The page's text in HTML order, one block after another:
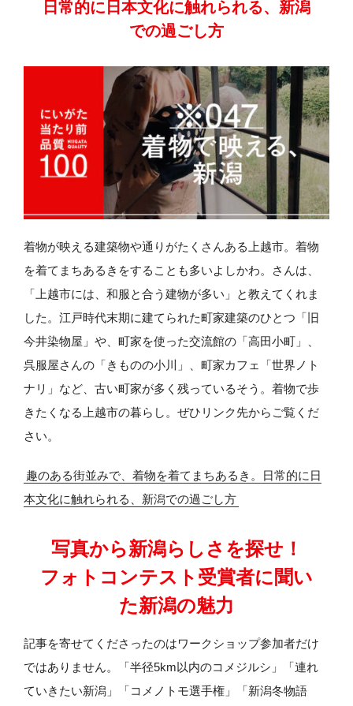
日常的に日本文化に触れられる、 新潟
での過ごし方
着物が映える建築物や通りがたくさんある上越市。着物
を着てまちあるきをすることも多いよしかわ。さんは、
「上越市には、和服と合う建物が多い」と教えてくれま
した。江戸時代末期に建てられた町家建築のひとつ「旧
今井染物屋」や、町家を使った交流館の「高田小町」、
呉服屋さんの「きものの小川」、町家カフェ「世界ノト
ナリ」など、古い町家が多く残っているそう。着物で歩
きたくなる上越市の暮らし。ぜひリンク先からご覧くだ
さい。
趣のある街並みで、着物を着てまちあるき。日常的に日
本文化に触れられる、新潟での過ごし方
写真から新潟らしさを探せ！
フォトコンテスト受賞者に聞い
た新潟の魅力
記事を寄せてくださったのはワークショップ参加者だけ
ではありません。「半径5km以内のコメジルシ」「連れ
ていきたい新潟」「コメノトモ選手権」「新潟冬物語